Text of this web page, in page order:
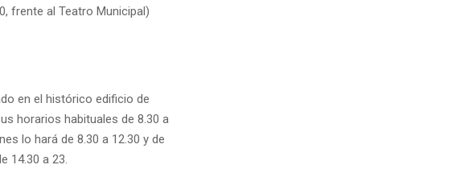
frente al Teatro Municipal)
en el histórico edificio de
horarios habituales de 8.30 a
lo hará de 8.30 a 12.30 y de
14.30 a 23.